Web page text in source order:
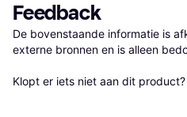
Feedback
De bovenstaande informatie is
externe bronnen en is alleen
Klopt er iets niet aan dit product?